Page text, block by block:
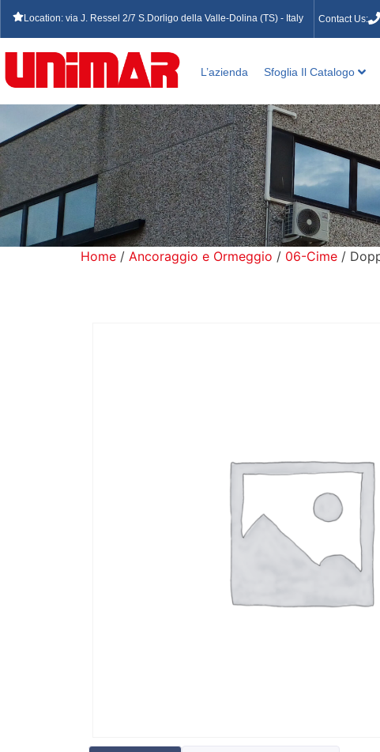
Location: via J. Ressel 2/7 S.Dorligo della Valle-Dolina (TS) - Italy Contact Us:
L’azienda Sfoglia Il Catalogo
Home / Ancoraggio e Ormeggio / 06-Cime /